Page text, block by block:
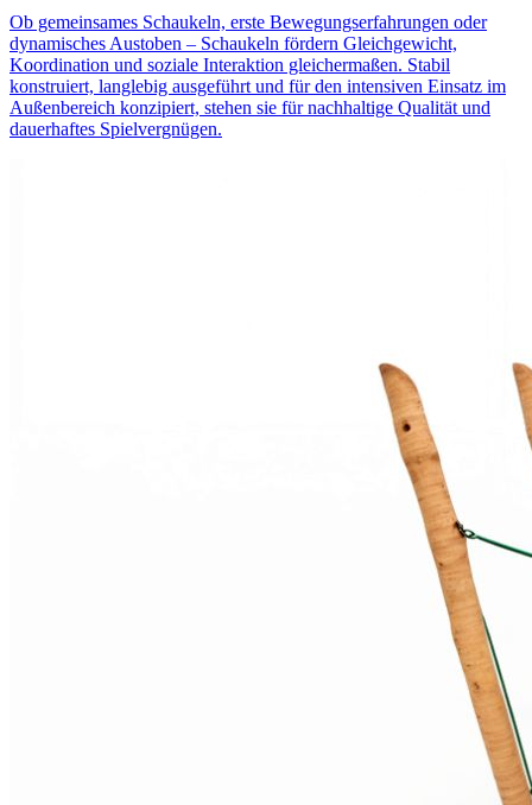
Ob gemeinsames Schaukeln, erste Bewegungserfahrungen oder
dynamisches Austoben – Schaukeln fördern Gleichgewicht,
Koordination und soziale Interaktion gleichermaßen. Stabil
konstruiert, langlebig ausgeführt und für den intensiven Einsatz im
Außenbereich konzipiert, stehen sie für nachhaltige Qualität und
dauerhaftes Spielvergnügen.